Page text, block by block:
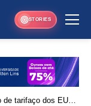
STORIES
de tarifaço dos EUA